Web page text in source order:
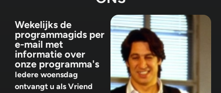
Wekelijks de
programmagids per
e-mail met
informatie over
onze programma's
Iedere woensdag
ontvangt u als Vriend